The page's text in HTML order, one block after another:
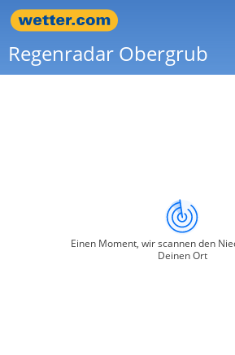
Regenradar Obergrub
Einen Moment, wir scannen den
Deinen Ort